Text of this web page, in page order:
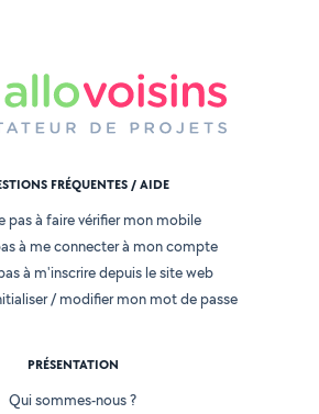
FRÉQUENTES / AIDE
pas à faire vérifier mon mobile
à me connecter à mon compte
à m'inscrire depuis le site web
/ modifier mon mot de passe
PRÉSENTATION
Qui sommes-nous ?